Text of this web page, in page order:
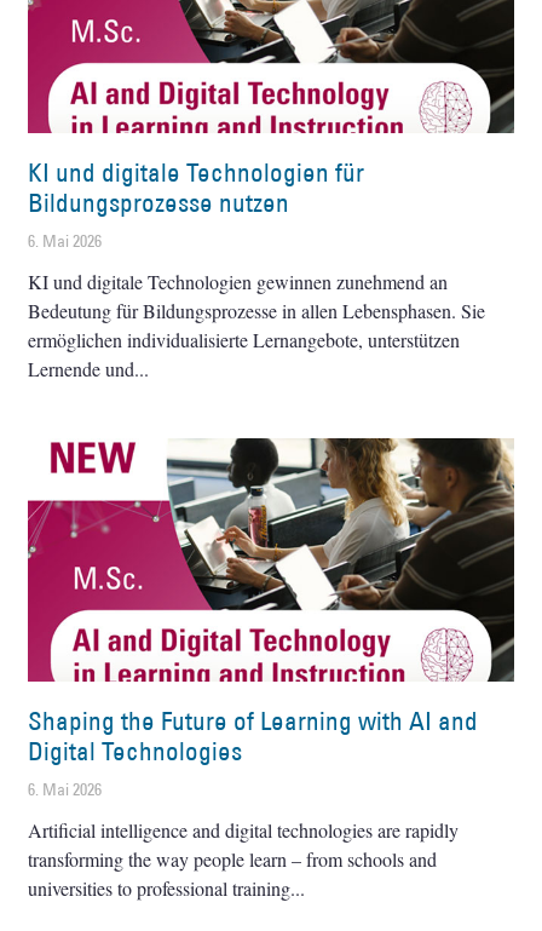
KI und digitale Technologien für
Bildungsprozesse nutzen
6. Mai 2026
KI und digitale Technologien gewinnen zunehmend an
Bedeutung für Bildungsprozesse in allen Lebensphasen. Sie
ermöglichen individualisierte Lernangebote, unterstützen
Lernende und
Shaping the Future of Learning with AI and
Digital Technologies
6. Mai 2026
Artificial intelligence and digital technologies are rapidly
transforming the way people learn – from schools and
universities to professional training